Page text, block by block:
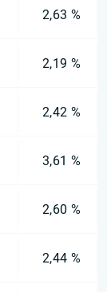
2,63 %
2,19 %
2,42 %
3,61 %
2,60 %
2,44 %